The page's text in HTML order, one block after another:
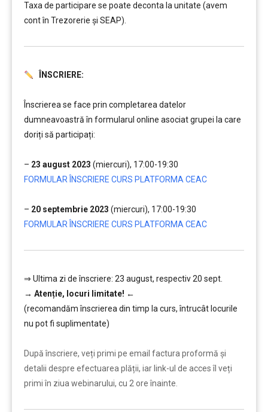
Taxa de participare se poate deconta la unitate (avem
cont în Trezorerie și SEAP).
ÎNSCRIERE:
Înscrierea se face prin completarea datelor
dumneavoastră în formularul online asociat grupei la care
doriți să participați:
– 23 august 2023 (miercuri), 17:00-19:30
FORMULAR ÎNSCRIERE CURS PLATFORMA CEAC
– 20 septembrie 2023 (miercuri), 17:00-19:30
FORMULAR ÎNSCRIERE CURS PLATFORMA CEAC
⇒ Ultima zi de înscriere: 23 august, respectiv 20 sept.
→ Atenție, locuri limitate! ←
(recomandăm înscrierea din timp la curs, întrucât locurile
nu pot fi suplimentate)
După înscriere, veți primi pe email factura proformă și
detalii despre efectuarea plății, iar link-ul de acces îl veți
primi în ziua webinarului, cu 2 ore înainte.